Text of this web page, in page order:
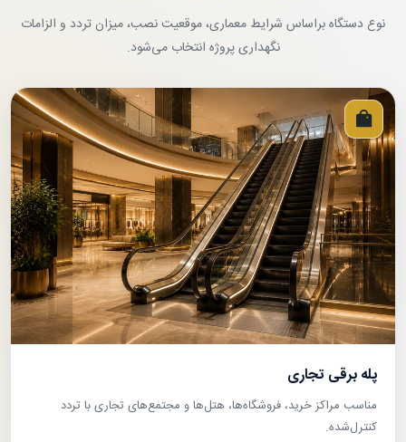
نوع دستگاه براساس شرایط معماری، موقعیت نصب، میزان تردد و الزامات
نگهداری پروژه انتخاب می‌شود.
پله برقی تجاری
مناسب مراکز خرید، فروشگاه‌ها، هتل‌ها و مجتمع‌های تجاری با تردد
کنترل‌شده.